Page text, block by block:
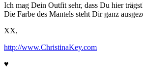
Ich mag Dein Outfit sehr, dass Du hier
Die Farbe des Mantels steht Dir ganz
XX,
http://www.ChristinaKey.com
♥